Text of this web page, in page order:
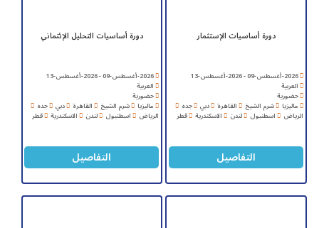
دورة أساسيات الإستثمار
2026-أغسطس-09 - 2026-أغسطس-13
العربية
حضورية
ماليزيا شرم الشيخ القاهرة دبي جده
الرياض اسطنبول لندن الاسكندرية قطر
التفاصيل
دورة أساسيات التحليل الإئتماني
2026-أغسطس-09 - 2026-أغسطس-13
العربية
حضورية
ماليزيا شرم الشيخ القاهرة دبي جده
الرياض اسطنبول لندن الاسكندرية قطر
التفاصيل